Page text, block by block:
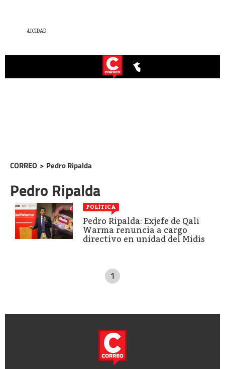
CORREO > Pedro Ripalda
Pedro Ripalda
POLÍTICA
Pedro Ripalda: Exjefe de Qali
Warma renuncia a cargo
directivo en unidad del Midis
1